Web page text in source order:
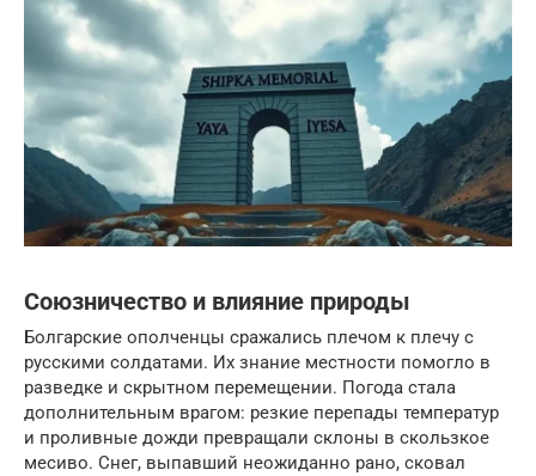
Союзничество и влияние природы
Болгарские ополченцы сражались плечом к плечу с
русскими солдатами. Их знание местности помогло в
разведке и скрытном перемещении. Погода стала
дополнительным врагом: резкие перепады температур
и проливные дожди превращали склоны в скользкое
месиво. Снег, выпавший неожиданно рано, сковал